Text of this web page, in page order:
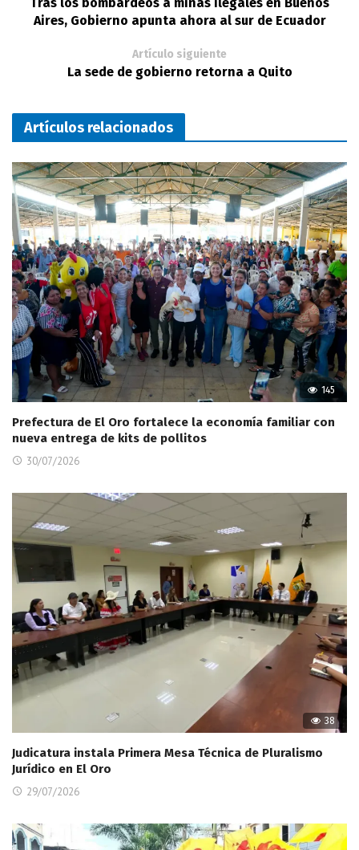
Aires, Gobierno apunta ahora al sur de Ecuador
Artículo siguiente
La sede de gobierno retorna a Quito
Artículos relacionados
145
Prefectura de El Oro fortalece la economía familiar con
nueva entrega de kits de pollitos
30/07/2026
38
Judicatura instala Primera Mesa Técnica de Pluralismo
Jurídico en El Oro
29/07/2026